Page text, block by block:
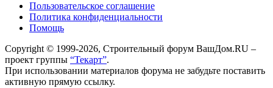
Пользовательское соглашение
Политика конфиденциальности
Помощь
Copyright © 1999-2026, Строительный форум ВашДом.RU –
проект группы “Текарт”.
При использовании материалов форума не забудьте поставить
активную прямую ссылку.